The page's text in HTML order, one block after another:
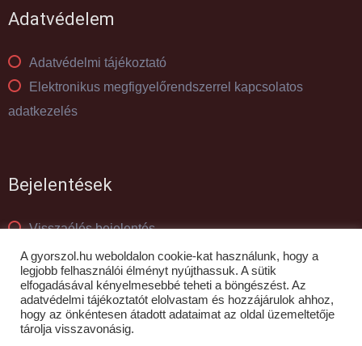
Adatvédelem
Adatvédelmi tájékoztató
Elektronikus megfigyelőrendszerrel kapcsolatos
adatkezelés
Bejelentések
Visszaélés bejelentés
Panaszkezelés
© GYŐR-SZOL Zrt - 2010- 2026
A gyorszol.hu weboldalon cookie-kat használunk, hogy a
legjobb felhasználói élményt nyújthassuk. A sütik
elfogadásával kényelmesebbé teheti a böngészést. Az
adatvédelmi tájékoztatót elolvastam és hozzájárulok ahhoz,
hogy az önkéntesen átadott adataimat az oldal üzemeltetője
tárolja visszavonásig.